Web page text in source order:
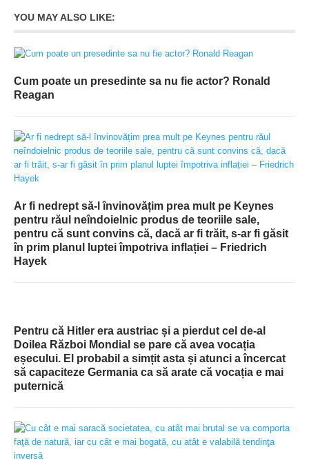
YOU MAY ALSO LIKE:
Cum poate un presedinte sa nu fie actor? Ronald
Reagan
Ar fi nedrept să-l învinovățim prea mult pe Keynes
pentru răul neîndoielnic produs de teoriile sale,
pentru că sunt convins că, dacă ar fi trăit, s-ar fi găsit
în prim planul luptei împotriva inflației – Friedrich
Hayek
Pentru că Hitler era austriac și a pierdut cel de-al
Doilea Război Mondial se pare că avea vocația
eșecului. El probabil a simțit asta și atunci a încercat
să capaciteze Germania ca să arate că vocația e mai
puternică